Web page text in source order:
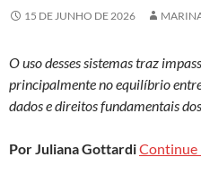
15 DE JUNHO DE 2026
O uso desses sistemas traz
principalmente no equilíbrio
dados e direitos fundamentais
Por Juliana GottardiContinue